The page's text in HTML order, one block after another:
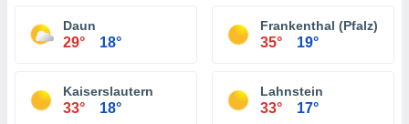
Daun
29° 18°
Frankenthal (Pfalz)
35° 19°
Kaiserslautern
33° 18°
Lahnstein
33° 17°